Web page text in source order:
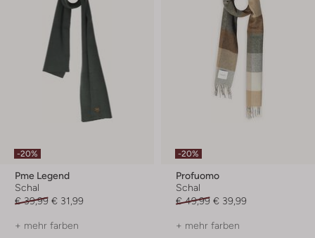
-20%
Pme Legend
Schal
€ 39,99 € 31,99
+ mehr farben
-20%
Profuomo
Schal
€ 49,99 € 39,99
+ mehr farben